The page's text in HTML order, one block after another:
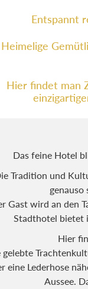
Entspannt
Heimelige
Hier findet man
Das feine Hotel
Tradition und
Gast wird an den
Stadthotel bietet
Hier
gelebte
eine Lederhose
Aussee.